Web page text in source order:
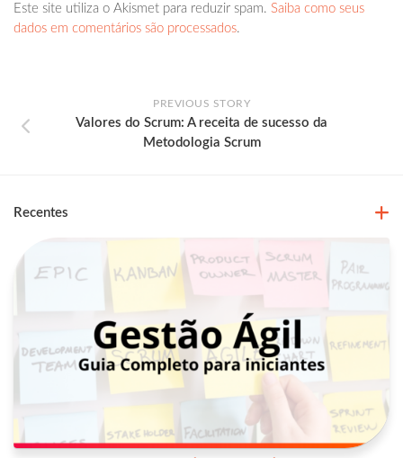
Este site utiliza o Akismet para reduzir spam. Saiba como seus
dados em comentários são processados.
PREVIOUS STORY
Valores do Scrum: A receita de sucesso da
Metodologia Scrum
Recentes